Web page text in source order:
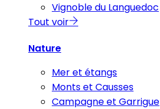
Vignoble du Languedoc
Tout voir
Nature
Mer et étangs
Monts et Causses
Campagne et Garrigue